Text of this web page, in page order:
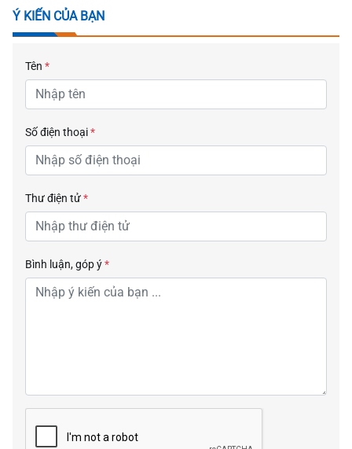
Ý KIẾN CỦA BẠN
Tên *
Số điện thoại*
Thư điện tử*
Bình luận, góp ý*